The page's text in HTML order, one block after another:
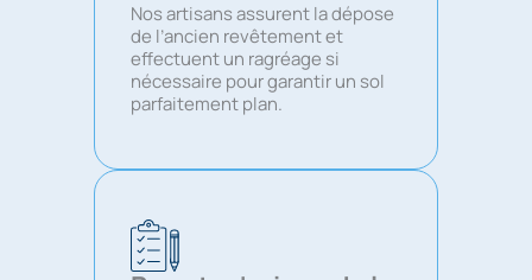
Nos artisans assurent la dépose
de l’ancien revêtement et
effectuent un ragréage si
nécessaire pour garantir un sol
parfaitement plan.